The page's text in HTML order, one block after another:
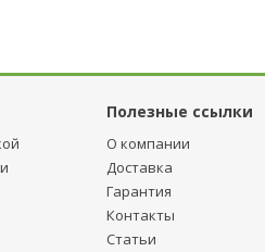
Полезные ссылки
О компании
Доставка
Гарантия
Контакты
Статьи